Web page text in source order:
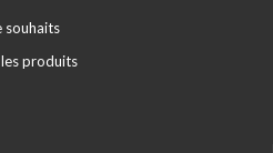
souhaits
produits